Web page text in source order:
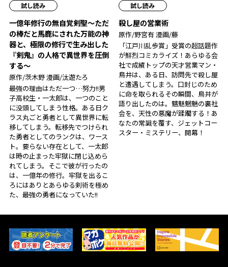
試し読み
一億年修行の無自覚剣聖〜ただ
の棒だと馬鹿にされた万能の神
器と、極限の修行で生み出した
『剣鬼』の人格で異世界を圧倒
する〜
原作/茨木野 漫画/汰遊たろ
最強の理由はただ一つ…努力!!男
子高校生・一太郎は、一つのこと
に没頭してしまう性格。ある日ク
ラス丸ごと勇者として異世界に転
移してしまう。転移先でつけられ
た勇者としてのランクは、ワース
ト。要らない存在として、一太郎
は時の止まった牢獄に閉じ込めら
れてしまう。そこで彼が行ったの
は、一億年の修行。牢獄を出るこ
ろにはありとあらゆる剣術を極め
た、最強の勇者になっていた!!
試し読み
殺し屋の営業術
原作/野宮有 漫画/藤
「江戸川乱歩賞」受賞の超話題作
が鮮烈コミカライズ！あらゆる会
社で成績トップの天才営業マン・
鳥井は、ある日、訪問先で殺し屋
と遭遇してしまう。口封じのため
に命を取られるその瞬間、鳥井が
語り出したのは――。魑魅魍魎の裏社
会を、天性の悪魔が蹂躙する！あ
なたの常識を覆す、ジェットコー
スター・ミステリー、開幕！